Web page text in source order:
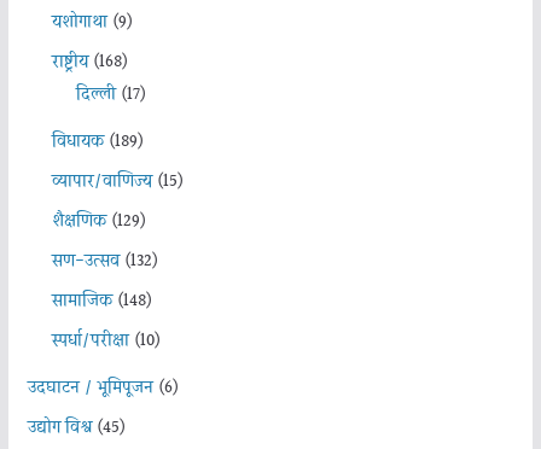
यशोगाथा(9)
राष्ट्रीय(168)
दिल्ली(17)
विधायक(189)
व्यापार/वाणिज्य(15)
शैक्षणिक(129)
सण-उत्सव(132)
सामाजिक(148)
स्पर्धा/परीक्षा(10)
उदघाटन / भूमिपूजन(6)
उद्योग विश्व(45)